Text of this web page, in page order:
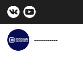
------------